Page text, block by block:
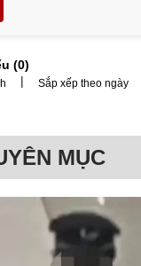
(0)
| Sắp xếp theo ngày
MỤC